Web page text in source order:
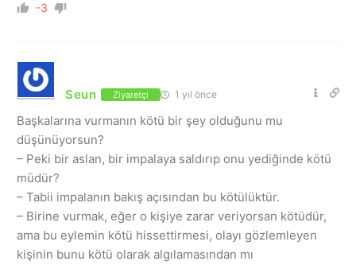
-3
Seun Ziyaretçi 1 yıl önce
Başkalarına vurmanın kötü bir şey olduğunu mu
düşünüyorsun?
– Peki bir aslan, bir impalaya saldırıp onu yediğinde kötü
müdür?
– Tabii impalanın bakış açısından bu kötülüktür.
– Birine vurmak, eğer o kişiye zarar veriyorsan kötüdür,
ama bu eylemin kötü hissettirmesi, olayı gözlemleyen
kişinin bunu kötü olarak algılamasından mı